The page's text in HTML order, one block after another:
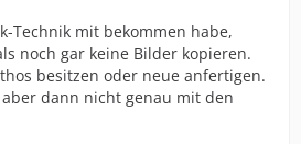
Technik mit bekommen habe,
noch gar keine Bilder kopieren.
besitzen oder neue anfertigen.
dann nicht genau mit den